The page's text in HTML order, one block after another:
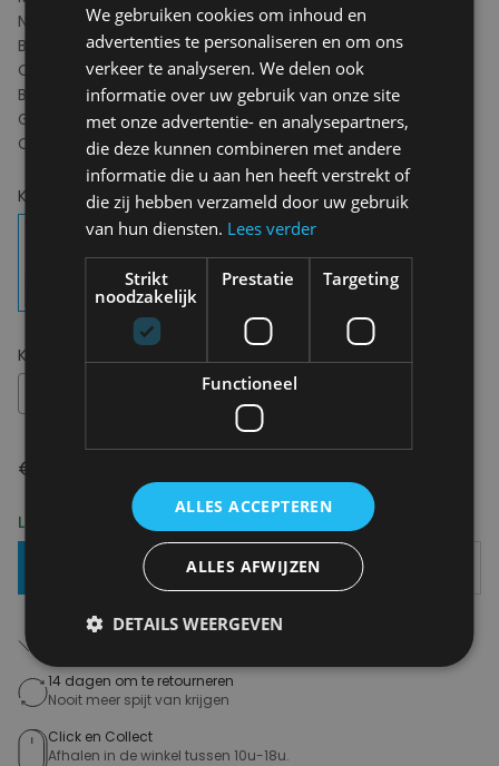
Natriumhyaluronaat, Citral, Linalool, Aloë Barbadensis
Bladsap Poeder, Citroengras Olie, Jeneverbes Virginiana
Olie, Mentha Piperita (Pepermunt) Olie, Linalyl Acetaat,
Bèta-Caryofylleen, Cananga Odorata Olie/Extract,
Geraniol, Geranyl Acetaat, Kamfer, Terpineol,
Cinnamomum Cassia Blad Olie, Terpinoleen, Cinnamal
Kies uw kleur:LEMONGRASS & VETIVER
Kies uw maat:
€ 65,00
Levering 2-3 Werkdagen
Toevoegen Aan Mandje
Gratis verzending in België
14 dagen om te retourneren
Nooit meer spijt van krijgen
Click en Collect
Afhalen in de winkel tussen 10u-18u.
We gebruiken cookies om inhoud en
advertenties te personaliseren en om ons
verkeer te analyseren. We delen ook
informatie over uw gebruik van onze site
met onze advertentie- en analysepartners,
die deze kunnen combineren met andere
informatie die u aan hen heeft verstrekt of
die zij hebben verzameld door uw gebruik
van hun diensten. Lees verder
Strikt
noodzakelijk
Prestatie Targeting
Functioneel
ALLES ACCEPTEREN
ALLES AFWIJZEN
DETAILS WEERGEVEN